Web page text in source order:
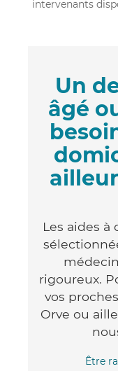
intervenants
Un
âgé
Les aides
rigoureux.
vos
Orve ou
Être